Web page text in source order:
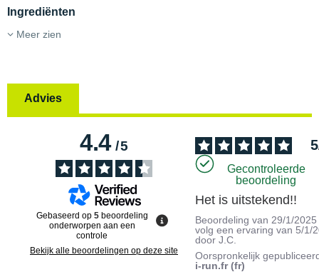
Ingrediënten
Meer zien
Advies
4.4/5
Gebaseerd op 5 beoordeling
onderworpen aan een
controle
Bekijk alle beoordelingen op deze site
5
Gecontroleerde
beoordeling
Het is uitstekend!!
Beoordeling van 29/1/2025
volg een ervaring van 5/1/
doorJ.C.
Oorspronkelijk
i-run.fr (fr)